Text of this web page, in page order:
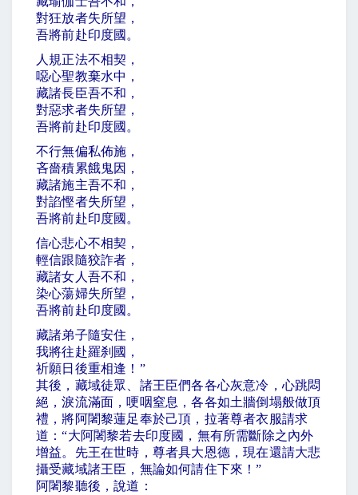
對狂放者失所望，
吾將前赴印度國。
人規正法不相契，
噁心聖教棄水中，
藏諸長臣吾不和，
對惡求者失所望，
吾將前赴印度國。
不行無偏私佈施，
吝嗇積累餓鬼因，
藏諸施主吾不和，
對諂慳者失所望，
吾將前赴印度國。
信心悲心不相契，
輕信跟隨狡詐者，
藏諸女人吾不和，
染心蕩婦失所望，
吾將前赴印度國。
藏諸弟子隨安住，
我將往赴羅刹國，
祈願日後重相逢！ ”
其後，藏域徒眾、諸王臣們各各心灰意冷，心跳悶
絕，淚流滿面，哽咽窒息，各各如土牆倒塌般做頂
禮，將阿闍黎蓮足奉於己頂，拉著尊者衣服請求
道：“大阿闍黎若去印度國，無有所需斷除之內外
增益。先王在世時，尊者具大恩德，現在還請大悲
攝受藏域諸王臣，無論如何請住下來！”
阿闍黎聽後，說道：